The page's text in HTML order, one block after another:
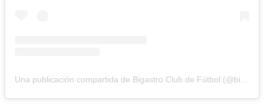
Una publicación compartida de Bigastro Club de Fútbol (@bigastro.cf)